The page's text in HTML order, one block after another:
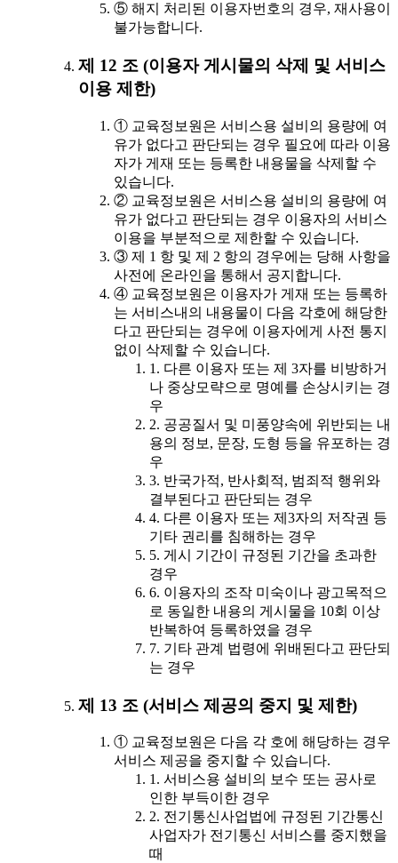
⑤ 해지 처리된 이용자번호의 경우, 재사용이
불가능합니다.
제 12 조 (이용자 게시물의 삭제 및 서비스
이용 제한)
① 교육정보원은 서비스용 설비의 용량에 여
유가 없다고 판단되는 경우 필요에 따라 이용
자가 게재 또는 등록한 내용물을 삭제할 수
있습니다.
② 교육정보원은 서비스용 설비의 용량에 여
유가 없다고 판단되는 경우 이용자의 서비스
이용을 부분적으로 제한할 수 있습니다.
③ 제 1 항 및 제 2 항의 경우에는 당해 사항을
사전에 온라인을 통해서 공지합니다.
④ 교육정보원은 이용자가 게재 또는 등록하
는 서비스내의 내용물이 다음 각호에 해당한
다고 판단되는 경우에 이용자에게 사전 통지
없이 삭제할 수 있습니다.
1. 다른 이용자 또는 제 3자를 비방하거
나 중상모략으로 명예를 손상시키는 경
우
2. 공공질서 및 미풍양속에 위반되는 내
용의 정보, 문장, 도형 등을 유포하는 경
우
3. 반국가적, 반사회적, 범죄적 행위와
결부된다고 판단되는 경우
4. 다른 이용자 또는 제3자의 저작권 등
기타 권리를 침해하는 경우
5. 게시 기간이 규정된 기간을 초과한
경우
6. 이용자의 조작 미숙이나 광고목적으
로 동일한 내용의 게시물을 10회 이상
반복하여 등록하였을 경우
7. 기타 관계 법령에 위배된다고 판단되
는 경우
제 13 조 (서비스 제공의 중지 및 제한)
① 교육정보원은 다음 각 호에 해당하는 경우
서비스 제공을 중지할 수 있습니다.
1. 서비스용 설비의 보수 또는 공사로
인한 부득이한 경우
2. 전기통신사업법에 규정된 기간통신
사업자가 전기통신 서비스를 중지했을
때